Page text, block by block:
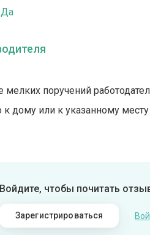
Да
поручений
к дому или к указанному месту
Войдите, чтобы почитать
Зарегистрироваться